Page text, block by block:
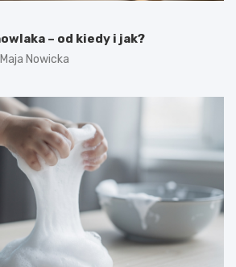
– od kiedy i jak?
Maja Nowicka